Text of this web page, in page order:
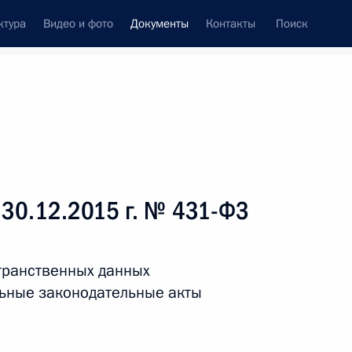
Видео и фото Документы Контакты Поиск
30.12.2015 г. № 431-ФЗ
данных
законодательные акты